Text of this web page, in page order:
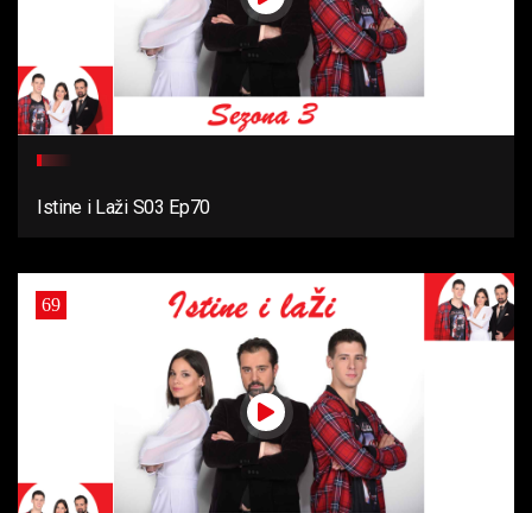
Istine i Laži S03 Ep70
69